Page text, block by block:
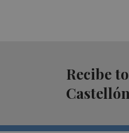
Recibe